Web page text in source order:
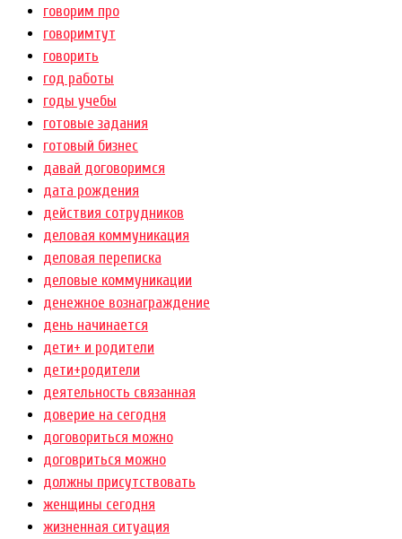
говорим про
говоримтут
говорить
год работы
годы учебы
готовые задания
готовый бизнес
давай договоримся
дата рождения
действия сотрудников
деловая коммуникация
деловая переписка
деловые коммуникации
денежное вознаграждение
день начинается
дети+ и родители
дети+родители
деятельность связанная
доверие на сегодня
договориться можно
договриться можно
должны присутствовать
женщины сегодня
жизненная ситуация